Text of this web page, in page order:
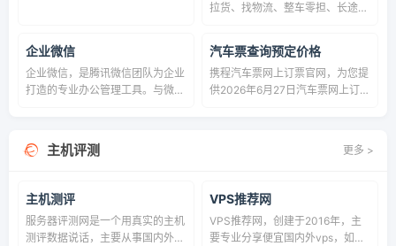
变装机大师！
拉货、找物流、整车零担、长途短
有免费的车源信息、货源信息、物
流信息，是省钱省心高效信息查询
和找货发货平台
企业微信
企业微信，是腾讯微信团队为企业
打造的专业办公管理工具。与微信
信支付等互通，助力企业高效办公
和管理。全面安全保障，国际权威
业数据安全。
汽车票查询预定价格
携程汽车票网上订票官网，为您提
供2026年6月27日汽车票网上订票
汽车发车到达时间等，让您的出行
主机评测 更多 >
主机测评
服务器评测网是一个用真实的主机
测评数据说话，主要从事国内外云
VPS推荐网
VPS推荐网，创建于2016年，主
要专业分享便宜国内外vps，如香